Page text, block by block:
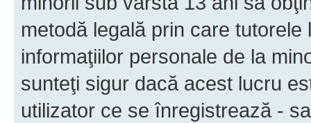
metodă legală prin care
informaţiilor personale de la
sunteţi sigur dacă acest lucru
utilizator ce se înregistrează -